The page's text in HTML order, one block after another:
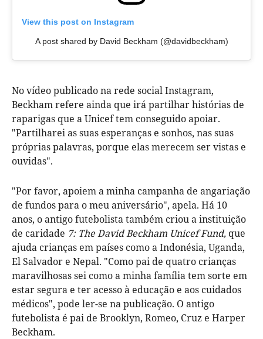
View this post on Instagram
A post shared by David Beckham (@davidbeckham)
No vídeo publicado na rede social Instagram,
Beckham refere ainda que irá partilhar histórias de
raparigas que a Unicef tem conseguido apoiar.
"Partilharei as suas esperanças e sonhos, nas suas
próprias palavras, porque elas merecem ser vistas e
ouvidas".
"Por favor, apoiem a minha campanha de angariação
de fundos para o meu aniversário", apela. Há 10
anos, o antigo futebolista também criou a instituição
de caridade 7: The David Beckham Unicef Fund, que
ajuda crianças em países como a Indonésia, Uganda,
El Salvador e Nepal. "Como pai de quatro crianças
maravilhosas sei como a minha família tem sorte em
estar segura e ter acesso à educação e aos cuidados
médicos", pode ler-se na publicação. O antigo
futebolista é pai de Brooklyn, Romeo, Cruz e Harper
Beckham.